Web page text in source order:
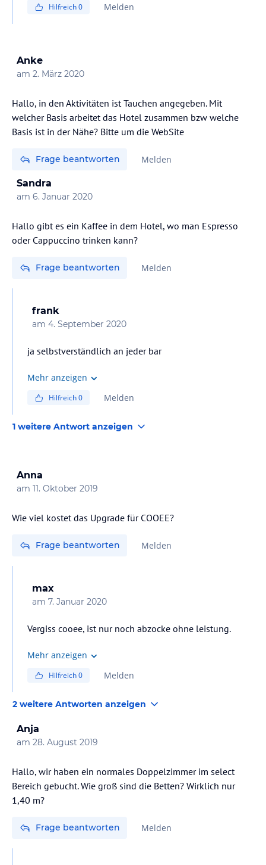
Hilfreich0 Melden
Anke
am 2. März 2020
Hallo, in den Aktivitäten ist Tauchen angegeben. Mit
welcher Basis arbeitet das Hotel zusammen bzw welche
Basis ist in der Nähe? Bitte um die WebSite
Frage beantworten Melden
Sandra
am 6. Januar 2020
Hallo gibt es ein Kaffee in dem Hotel, wo man Espresso
oder Cappuccino trinken kann?
Frage beantworten Melden
frank
am 4. September 2020
ja selbstverständlich an jeder bar
Mehr anzeigen
Hilfreich0 Melden
1 weitere Antwort anzeigen
Anna
am 11. Oktober 2019
Frage beantworten Melden
max
am 7. Januar 2020
Vergiss cooee, ist nur noch abzocke ohne leistung.
Mehr anzeigen
Hilfreich0 Melden
2 weitere Antworten anzeigen
Anja
am 28. August 2019
Hallo, wir haben ein normales Doppelzimmer im select
Bereich gebucht. Wie groß sind die Betten? Wirklich nur
1,40 m?
Frage beantworten Melden